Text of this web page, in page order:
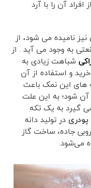
آن را با آرد
نامیده می شود، از
به وجود می آید . از
شباهت زیادی به
و استفاده از آن
های این نمک باعث
شود؛ به این علت
گیرد به یک تکه
در تولید دانه
جاده، ساخت گاز
می‌شود.